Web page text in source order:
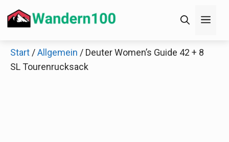
Inhalt
Start /Allgemein / Deuter Women’s Guide 42 + 8
SL TourenrucksackDecathlon Sale